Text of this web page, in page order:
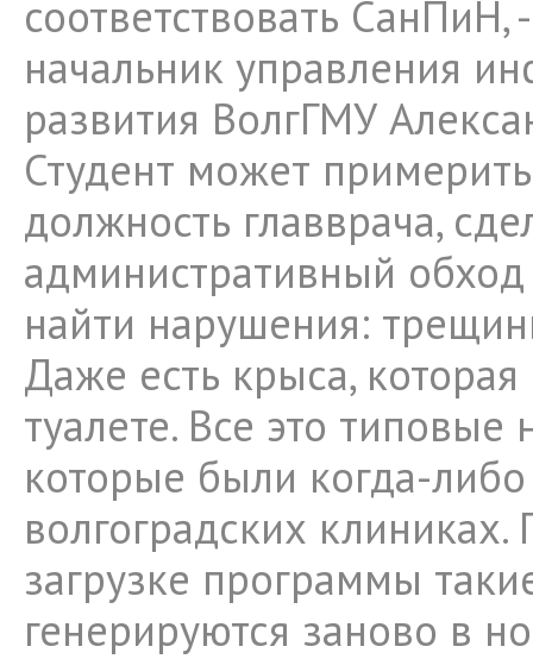
соответствовать СанПиН,
начальник управления
развития ВолгГМУ
Студент может
должность главврача,
административный
найти нарушения:
Даже есть крыса, которая
туалете. Все это типовые
которые были когда-
волгоградских
загрузке программы
генерируются заново в